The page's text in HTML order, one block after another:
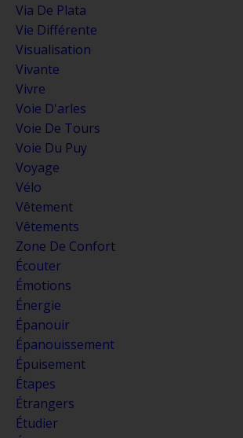
Via De Plata
Vie Différente
Visualisation
Vivante
Vivre
Voie D'arles
Voie De Tours
Voie Du Puy
Voyage
Vélo
Vêtement
Vêtements
Zone De Confort
Écouter
Émotions
Énergie
Épanouir
Épanouissement
Épuisement
Étapes
Étrangers
Étudier